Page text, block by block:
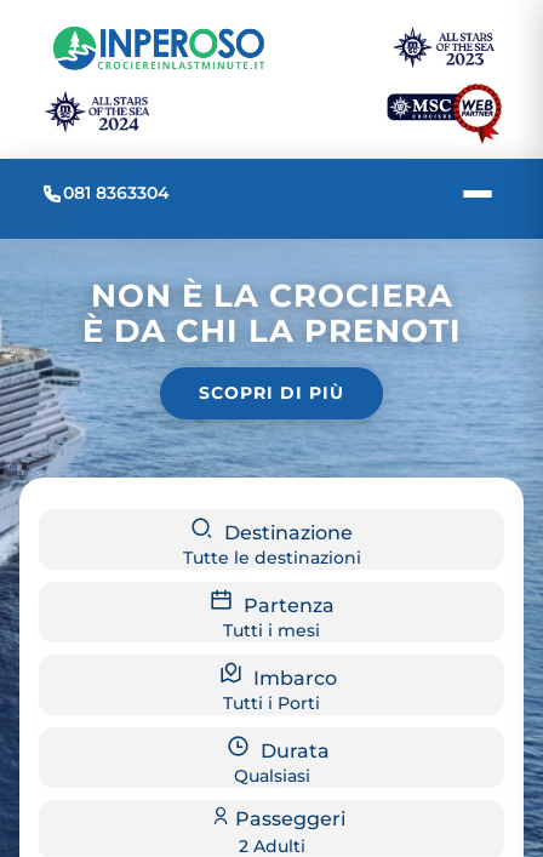
081 8363304
NON È LA CROCIERA
È DA CHI LA PRENOTI
SCOPRI DI PIÙ
Destinazione
Tutte le destinazioni
Partenza
Tutti i mesi
Imbarco
Tutti i Porti
Durata
Qualsiasi
Passeggeri
2 Adulti